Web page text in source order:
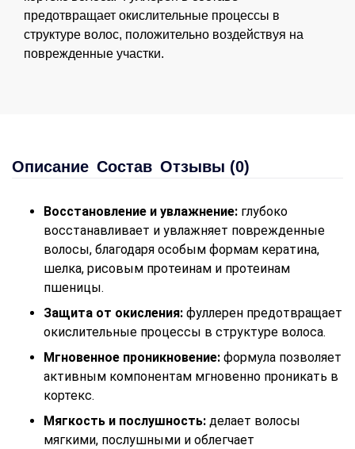
предотвращает окислительные процессы в
структуре волос, положительно воздействуя на
поврежденные участки.
Описание Состав Отзывы (0)
Восстановление и увлажнение: глубоко
восстанавливает и увлажняет поврежденные
волосы, благодаря особым формам кератина,
шелка, рисовым протеинам и протеинам
пшеницы.
Защита от окисления: фуллерен предотвращает
окислительные процессы в структуре волоса.
Мгновенное проникновение: формула позволяет
активным компонентам мгновенно проникать в
кортекс.
Мягкость и послушность: делает волосы
мягкими, послушными и облегчает